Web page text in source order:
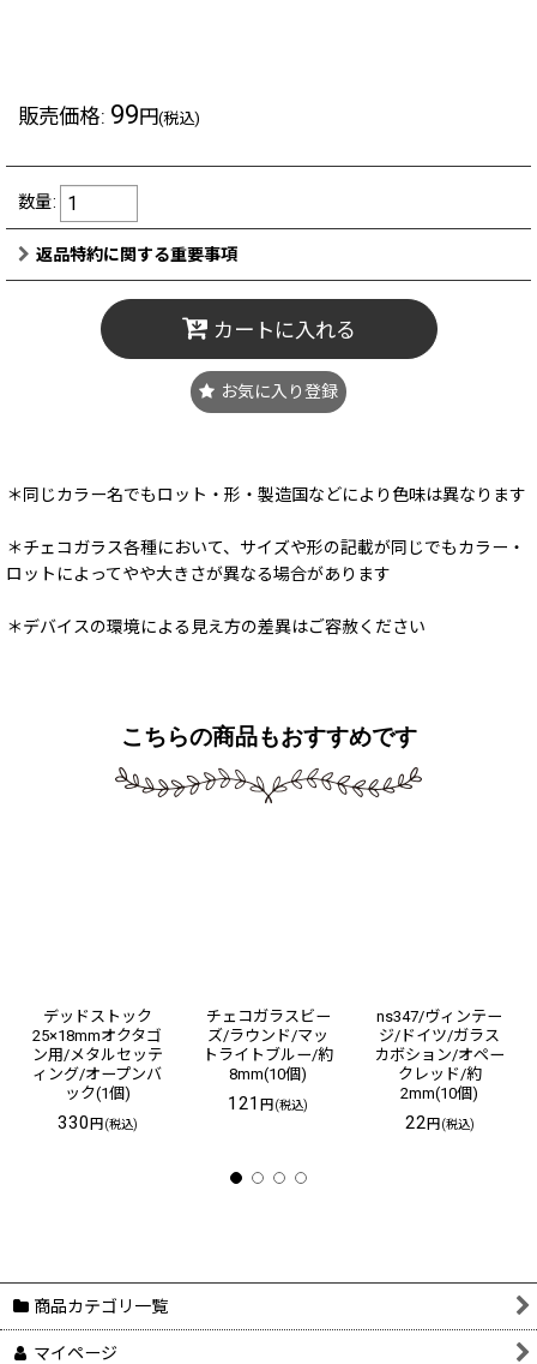
販売価格: 99円(税込)
数量:
返品特約に関する重要事項
カートに入れる
お気に入り登録
＊同じカラー名でもロット・形・製造国などにより色味は異なります
＊チェコガラス各種において、サイズや形の記載が同じでもカラー・
ロットによってやや大きさが異なる場合があります
＊デバイスの環境による見え方の差異はご容赦ください
こちらの商品もおすすめです
デッドストック
25×18mmオクタゴ
ン用/メタルセッテ
ィング/オープンバ
ック(1個)
330円(税込)
チェコガラスビー
ズ/ラウンド/マッ
トライトブルー/約
8mm(10個)
121円(税込)
ns347/ヴィンテー
ジ/ドイツ/ガラス
カボション/オペー
クレッド/約
2mm(10個)
22円(税込)
商品カテゴリ一覧
マイページ